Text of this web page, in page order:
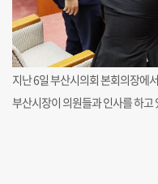
지난 6일 부산시의회 본회의장에
부산시장이 의원들과 인사를 하고